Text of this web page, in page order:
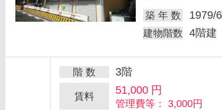
築 年 数
1979/
建物階数 4階建
階 数 3階
賃料 51,000 円
管理費等： 3,000円